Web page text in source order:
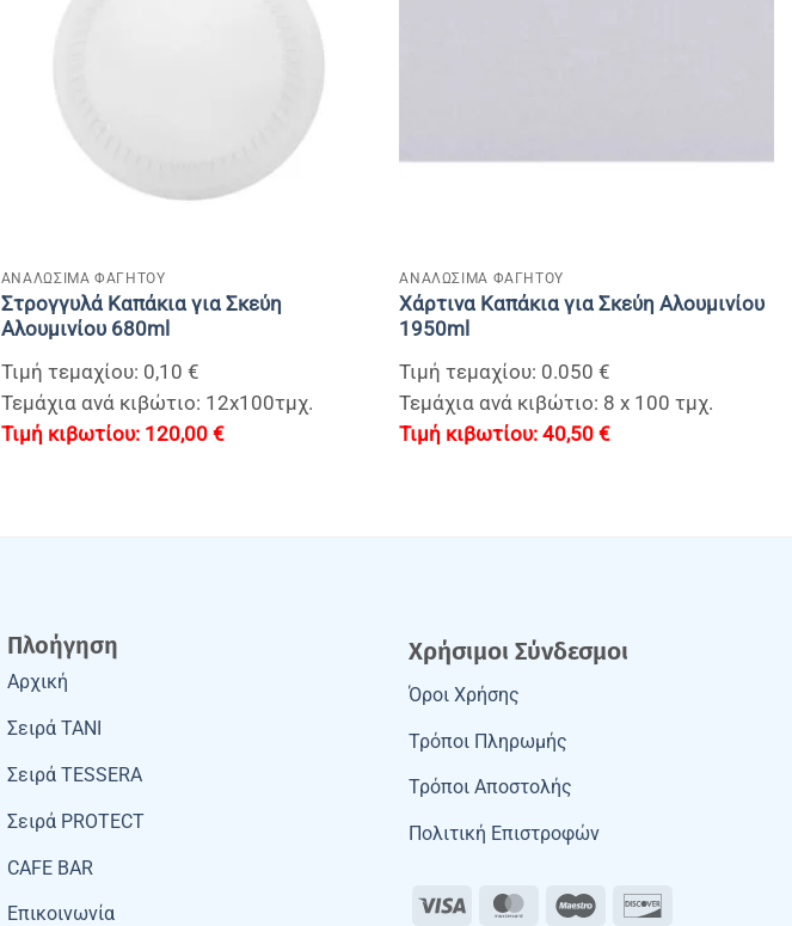
ΑΝΑΛΩΣΙΜΑ ΦΑΓΗΤΟΥ
Στρογγυλά Καπάκια για Σκεύη
Αλουμινίου 680ml
Τιμή τεμαχίου: 0,10 €
Τεμάχια ανά κιβώτιο: 12x100τμχ.
120,00 €
ΑΝΑΛΩΣΙΜΑ ΦΑΓΗΤΟΥ
Χάρτινα Καπάκια για Σκεύη Αλουμινίου
1950ml
Τιμή τεμαχίου: 0.050 €
Τεμάχια ανά κιβώτιο: 8 x 100 τμχ.
40,50€
Πλοήγηση
Αρχική
Σειρά TANI
Σειρά TESSERA
Σειρά PROTECT
CAFE BAR
Επικοινωνία
Χρήσιμοι Σύνδεσμοι
Όροι Χρήσης
Τρόποι Πληρωμής
Τρόποι Αποστολής
Πολιτική Επιστροφών
Visa MasterCardMaestro